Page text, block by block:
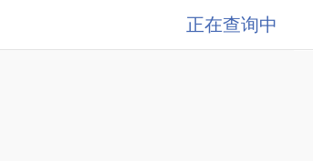
正在查询中